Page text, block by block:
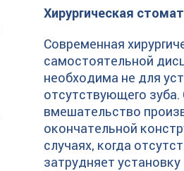
Хирургическая
Современная
самостоятельной
необходима не для
отсутствующего
вмешательство
окончательной
случаях, когда
затрудняет